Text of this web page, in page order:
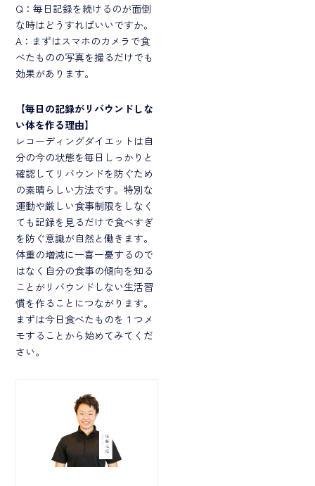
Q：毎日記録を続けるのが面倒
な時はどうすればいいですか。
A：まずはスマホのカメラで食
べたものの写真を撮るだけでも
効果があります。
【毎日の記録がリバウンドしな
い体を作る理由】
レコーディングダイエットは自
分の今の状態を毎日しっかりと
確認してリバウンドを防ぐため
の素晴らしい方法です。特別な
運動や厳しい食事制限をしなく
ても記録を見るだけで食べすぎ
を防ぐ意識が自然と働きます。
体重の増減に一喜一憂するので
はなく自分の食事の傾向を知る
ことがリバウンドしない生活習
慣を作ることにつながります。
まずは今日食べたものを１つメ
モすることから始めてみてくだ
さい。